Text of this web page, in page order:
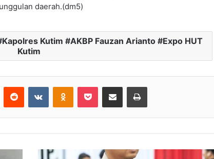
daerah.(dm5)
Kutim #AKBP Fauzan Arianto #Expo HUT
Kutim